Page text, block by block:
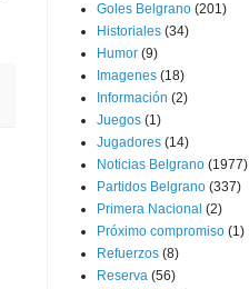
Goles Belgrano (201)
Historiales (34)
Humor (9)
Imagenes (18)
Información (2)
Juegos (1)
Jugadores (14)
Noticias Belgrano (1977)
Partidos Belgrano (337)
Primera Nacional (2)
Próximo compromiso (1)
Refuerzos (8)
Reserva (56)